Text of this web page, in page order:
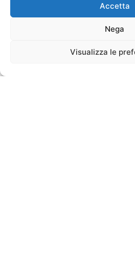
Accetta
Nega
Visualizza le